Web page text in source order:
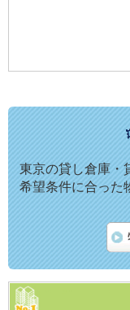
東京の貸し倉庫・
希望条件に合った